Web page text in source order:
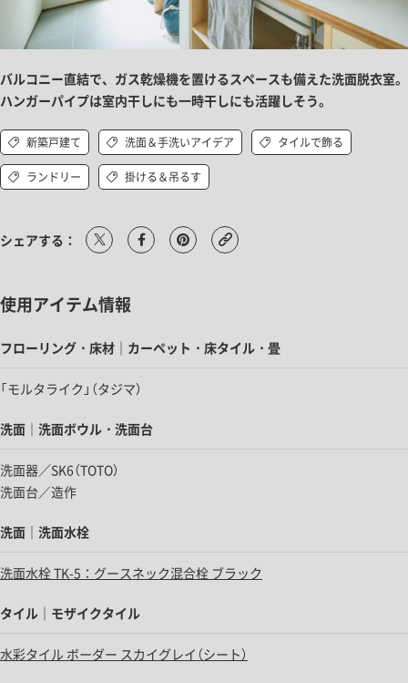
バルコニー直結で、ガス乾燥機を置けるスペースも備えた洗面脱衣室。
ハンガーパイプは室内干しにも一時干しにも活躍しそう。
新築戸建て 洗面＆手洗いアイデア タイルで飾る
ランドリー 掛ける＆吊るす
シェアする：
使用アイテム情報
フローリング・床材｜カーペット・床タイル・畳
「モルタライク」（タジマ）
洗面｜洗面ボウル・洗面台
洗面器／SK6（TOTO）
洗面台／造作
洗面｜洗面水栓
洗面水栓 TK-5：グースネック混合栓 ブラック
タイル｜モザイクタイル
水彩タイル ボーダー スカイグレイ（シート）